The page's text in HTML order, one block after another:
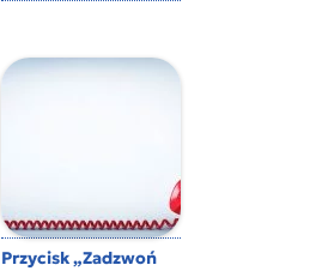
Przycisk „Zadzwoń